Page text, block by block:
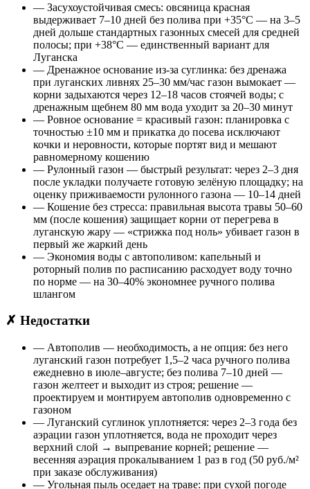
— Засухоустойчивая смесь: овсяница красная
выдерживает 7–10 дней без полива при +35°C — на 3–5
дней дольше стандартных газонных смесей для средней
полосы; при +38°C — единственный вариант для
Луганска
— Дренажное основание из-за суглинка: без дренажа
при луганских ливнях 25–30 мм/час газон вымокает —
корни задыхаются через 12–18 часов стоячей воды; с
дренажным щебнем 80 мм вода уходит за 20–30 минут
— Ровное основание = красивый газон: планировка с
точностью ±10 мм и прикатка до посева исключают
кочки и неровности, которые портят вид и мешают
равномерному кошению
— Рулонный газон — быстрый результат: через 2–3 дня
после укладки получаете готовую зелёную площадку; на
оценку приживаемости рулонного газона — 10–14 дней
— Кошение без стресса: правильная высота травы 50–60
мм (после кошения) защищает корни от перегрева в
луганскую жару — «стрижка под ноль» убивает газон в
первый же жаркий день
— Экономия воды с автополивом: капельный и
роторный полив по расписанию расходует воду точно
по норме — на 30–40% экономнее ручного полива
шлангом
✗ Недостатки
— Автополив — необходимость, а не опция: без него
луганский газон потребует 1,5–2 часа ручного полива
ежедневно в июле–августе; без полива 7–10 дней —
газон желтеет и выходит из строя; решение —
проектируем и монтируем автополив одновременно с
газоном
— Луганский суглинок уплотняется: через 2–3 года без
аэрации газон уплотняется, вода не проходит через
верхний слой → выпревание корней; решение —
весенняя аэрация прокалыванием 1 раз в год (50 руб./м²
при заказе обслуживания)
— Угольная пыль оседает на траве: при сухой погоде